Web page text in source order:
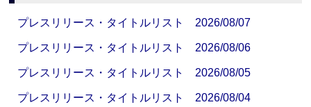
プレスリリース・タイトルリスト 2026/08/07
プレスリリース・タイトルリスト 2026/08/06
プレスリリース・タイトルリスト 2026/08/05
プレスリリース・タイトルリスト 2026/08/04